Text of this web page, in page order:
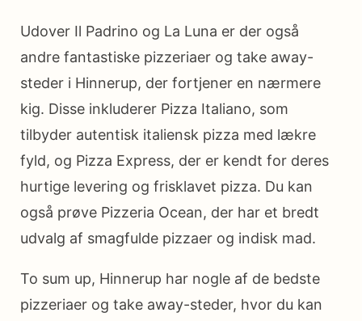
Udover Il Padrino og La Luna er der også
andre fantastiske pizzeriaer og take away-
steder i Hinnerup, der fortjener en nærmere
kig. Disse inkluderer Pizza Italiano, som
tilbyder autentisk italiensk pizza med lækre
fyld, og Pizza Express, der er kendt for deres
hurtige levering og frisklavet pizza. Du kan
også prøve Pizzeria Ocean, der har et bredt
udvalg af smagfulde pizzaer og indisk mad.
To sum up, Hinnerup har nogle af de bedste
pizzeriaer og take away-steder, hvor du kan